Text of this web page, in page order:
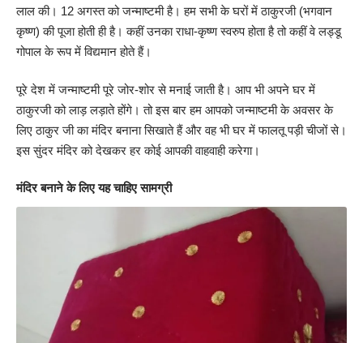
लाल की। 12 अगस्त को जन्माष्टमी है। हम सभी के घरों में ठाकुरजी (भगवान
कृष्ण) की पूजा होती ही है। कहीं उनका राधा-कृष्ण स्वरुप होता है तो कहीं वे लड्डू
गोपाल के रूप में विद्यमान होते हैं।
पूरे देश में जन्माष्टमी पूरे जोर-शोर से मनाई जाती है। आप भी अपने घर में
ठाकुरजी को लाड़ लड़ाते होंगे। तो इस बार हम आपको जन्माष्टमी के अवसर के
लिए ठाकुर जी का मंदिर बनाना सिखाते हैं और वह भी घर में फालतू पड़ी चीजों से।
इस सुंदर मंदिर को देखकर हर कोई आपकी वाहवाही करेगा।
मंदिर बनाने के लिए यह चाहिए सामग्री